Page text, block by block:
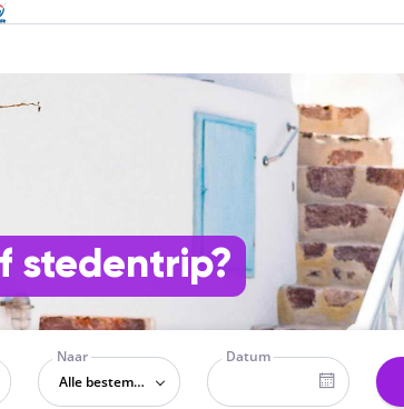
stedentrip?
Naar
Alle bestemmingen
Datum